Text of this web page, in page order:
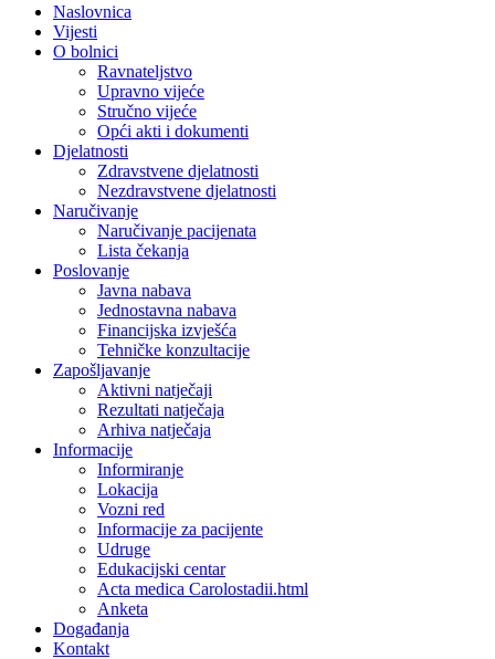
Naslovnica
Vijesti
O bolnici
Ravnateljstvo
Upravno vijeće
Stručno vijeće
Opći akti i dokumenti
Djelatnosti
Zdravstvene djelatnosti
Nezdravstvene djelatnosti
Naručivanje
Naručivanje pacijenata
Lista čekanja
Poslovanje
Javna nabava
Jednostavna nabava
Financijska izvješća
Tehničke konzultacije
Zapošljavanje
Aktivni natječaji
Rezultati natječaja
Arhiva natječaja
Informacije
Informiranje
Lokacija
Vozni red
Informacije za pacijente
Udruge
Edukacijski centar
Acta medica Carolostadii.html
Anketa
Događanja
Kontakt